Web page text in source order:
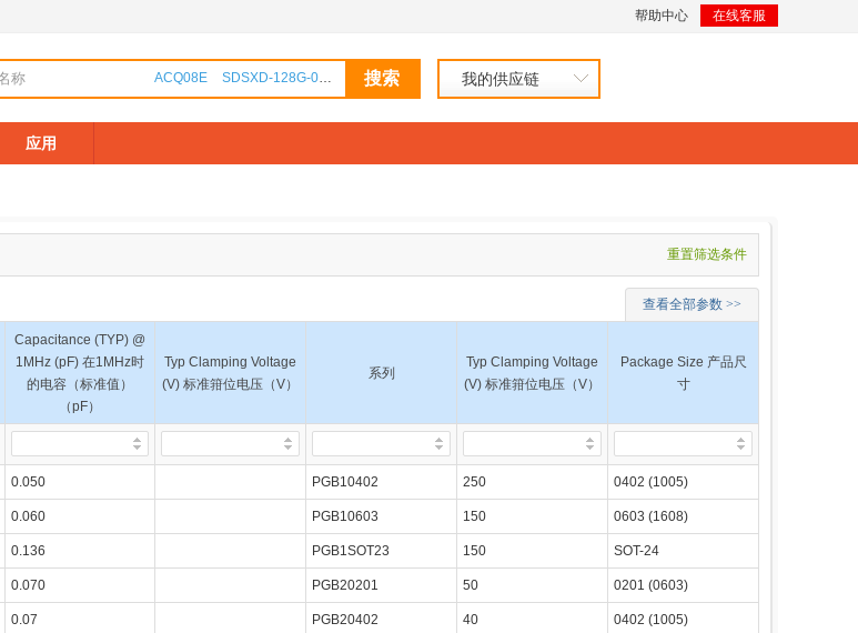
帮助中心 在线客服
ACQ08E SDSXD-128G-000000 我的供应链
应用
重置筛选条件
查看全部参数 >>
Capacitance (TYP) @
1MHz (pF) 在1MHz时
的电容（标准值）
（pF）
Typ Clamping Voltage
(V) 标准箝位电压（V）
系列
Typ Clamping Voltage
(V) 标准箝位电压（V）
Package Size 产品尺
寸
0.050 PGB10402 250 0402 (1005)
0.060 PGB10603 150 0603 (1608)
0.136 PGB1SOT23 150 SOT-24
0.070 PGB20201 50 0201 (0603)
0.07 PGB20402 40 0402 (1005)